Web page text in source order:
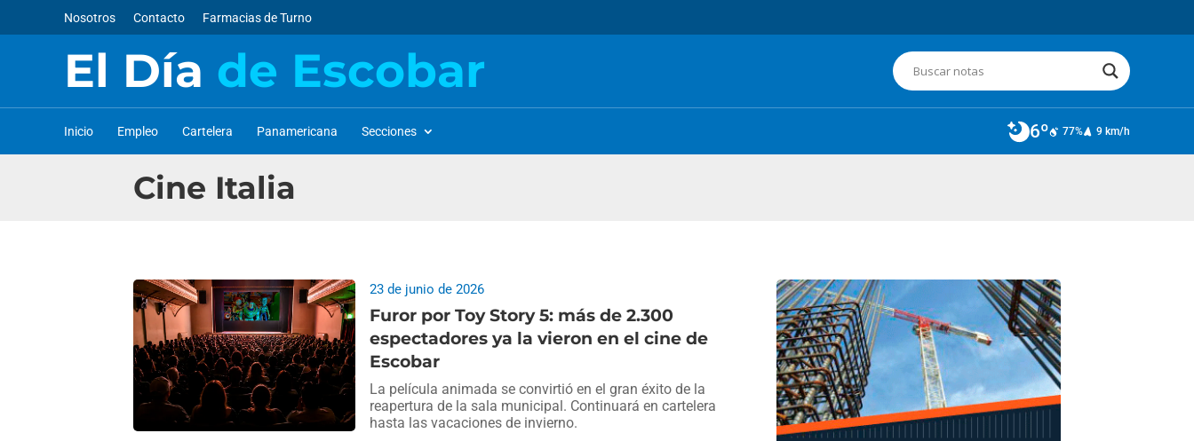
Nosotros Contacto Farmacias de Turno
El Día de Escobar
Inicio Empleo Cartelera Panamericana Secciones 6º 77% 9 km/h
Cine Italia
Furor por Toy Story 5: más de 2.300
espectadores ya la vieron en el cine de
Escobar
23 de junio de 2026
La película animada se convirtió en el gran éxito de la
reapertura de la sala municipal. Continuará en cartelera
hasta las vacaciones de invierno.